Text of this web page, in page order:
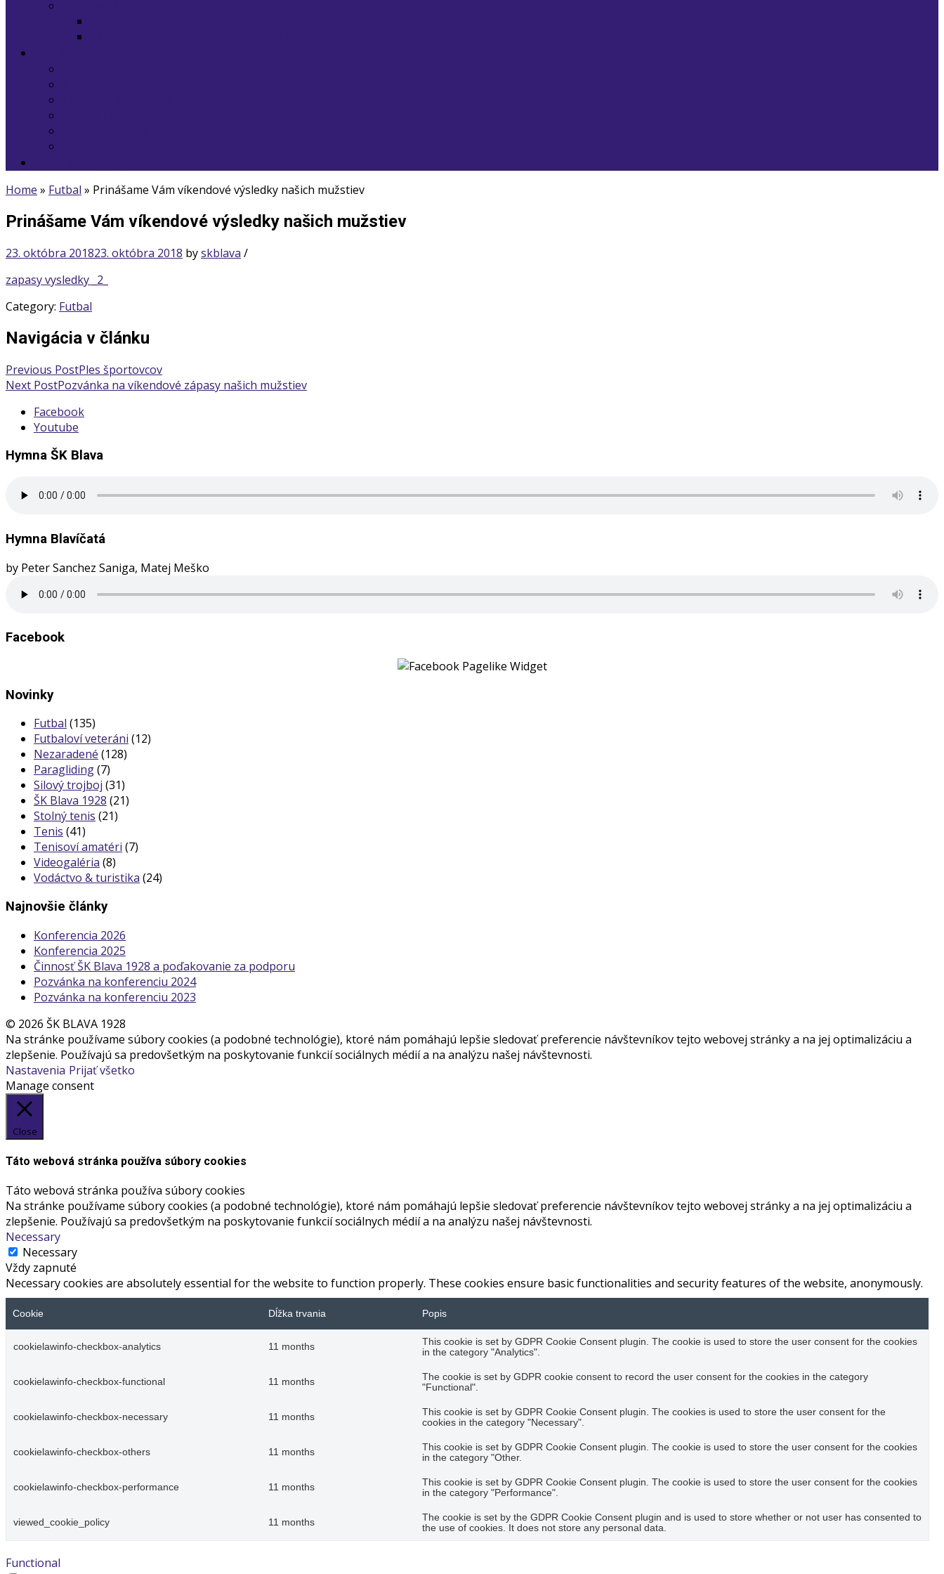
Home » Futbal » Prinášame Vám víkendové výsledky našich mužstiev
Prinášame Vám víkendové výsledky našich mužstiev
23. októbra 201823. októbra 2018 byskblava /
zapasy vysledky _2_
Category: Futbal
Navigácia v článku
Previous PostPles športovcov
Next PostPozvánka na víkendové zápasy našich mužstiev
Facebook
Youtube
Hymna ŠK Blava
Hymna Blavíčatá
by Peter Sanchez Saniga, Matej Meško
Facebook
Novinky
Futbal (135)
Futbaloví veteráni (12)
Nezaradené (128)
Paragliding(7)
Silový trojboj (31)
ŠK Blava 1928 (21)
Stolný tenis (21)
Tenis (41)
Tenisoví amatéri (7)
Videogaléria (8)
Vodáctvo & turistika (24)
Najnovšie články
Konferencia 2026
Konferencia 2025
Činnosť ŠK Blava 1928 a poďakovanie za podporu
Pozvánka na konferenciu 2024
Pozvánka na konferenciu 2023
© 2026 ŠK BLAVA 1928
Na stránke používame súbory cookies (a podobné technológie), ktoré nám pomáhajú lepšie sledovať preferencie návštevníkov tejto webovej stránky a na jej optimalizáciu a
zlepšenie. Používajú sa predovšetkým na poskytovanie funkcií sociálnych médií a na analýzu našej návštevnosti.
Nastavenia Prijať všetko
Manage consent
Close
Táto webová stránka používa súbory cookies
Táto webová stránka používa súbory cookies
Na stránke používame súbory cookies (a podobné technológie), ktoré nám pomáhajú lepšie sledovať preferencie návštevníkov tejto webovej stránky a na jej optimalizáciu a
zlepšenie. Používajú sa predovšetkým na poskytovanie funkcií sociálnych médií a na analýzu našej návštevnosti.
Necessary
Necessary
Vždy zapnuté
Necessary cookies are absolutely essential for the website to function properly. These cookies ensure basic functionalities and security features of the website, anonymously.
Cookie Dĺžka trvania Popis
cookielawinfo-checkbox-analytics 11 months
This cookie is set by GDPR Cookie Consent plugin. The cookie is used to store the user consent for the cookies
in the category "Analytics".
cookielawinfo-checkbox-functional 11 months
The cookie is set by GDPR cookie consent to record the user consent for the cookies in the category
"Functional".
cookielawinfo-checkbox-necessary 11 months
This cookie is set by GDPR Cookie Consent plugin. The cookies is used to store the user consent for the
cookies in the category "Necessary".
cookielawinfo-checkbox-others 11 months
This cookie is set by GDPR Cookie Consent plugin. The cookie is used to store the user consent for the cookies
in the category "Other.
cookielawinfo-checkbox-performance 11 months
This cookie is set by GDPR Cookie Consent plugin. The cookie is used to store the user consent for the cookies
in the category "Performance".
viewed_cookie_policy 11 months
The cookie is set by the GDPR Cookie Consent plugin and is used to store whether or not user has consented to
the use of cookies. It does not store any personal data.
Functional